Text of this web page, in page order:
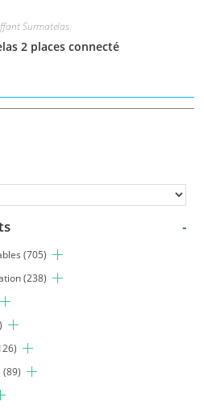
Surmatelas
2 places connecté
-
(705)
(238)
(89)